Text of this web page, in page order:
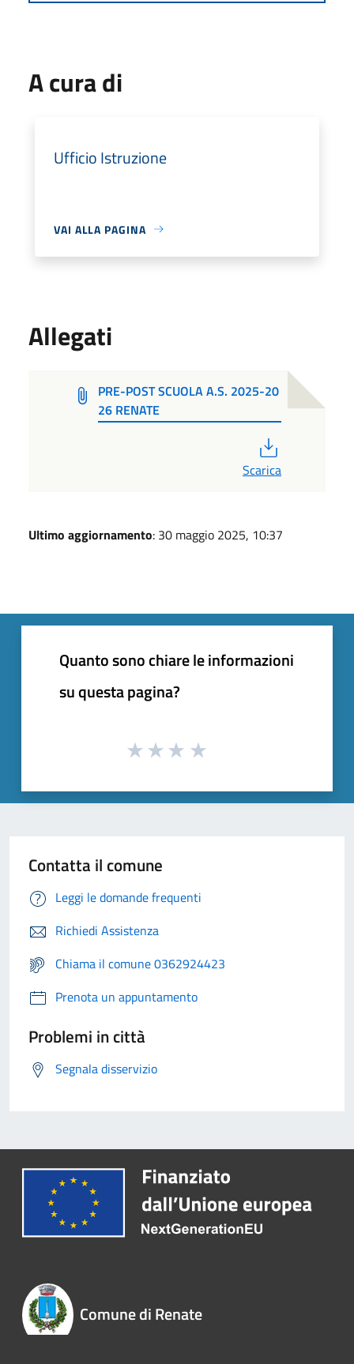
A cura di
Ufficio Istruzione
VAI ALLA PAGINA
Allegati
PRE-POST SCUOLA A.S. 2025-20
26 RENATE
Scarica
Ultimo aggiornamento: 30 maggio 2025, 10:37
Quanto sono chiare le informazioni
su questa pagina?
Contatta il comune
Leggi le domande frequenti
Richiedi Assistenza
Chiama il comune 0362924423
Prenota un appuntamento
Problemi in città
Segnala disservizio
Comune di Renate